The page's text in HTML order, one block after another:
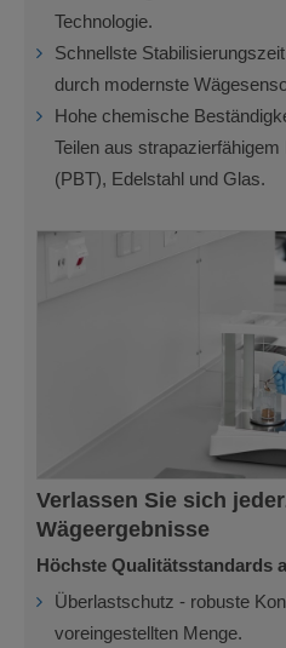
Technologie.
Schnellste
durch modernste
Hohe chemische
Teilen aus
(PBT), Edelstahl und Glas.
Verlassen Sie sich
Wägeergebnisse
Höchste Qualitätsstandards
Überlastschutz - robuste
voreingestellten Menge.